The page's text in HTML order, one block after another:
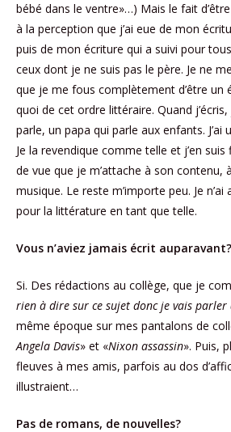
bébé dans le ventre»…) Mais le fait
à la perception que j’ai eue de mon
puis de mon écriture qui a suivi pour
ceux dont je ne suis pas le père. Je ne
que je me fous complètement d’être un
quoi de cet ordre littéraire. Quand
parle, un papa qui parle aux enfants. J’ai
Je la revendique comme telle et j’en suis
de vue que je m’attache à son contenu,
musique. Le reste m’importe peu. Je
pour la littérature en tant que telle.
Vous n’aviez jamais écrit auparavant?
Si. Des rédactions au collège, que je
rien à dire sur ce sujet donc je vais parler
même époque sur mes pantalons de
Angela Davis» et «Nixon assassin». Puis,
fleuves à mes amis, parfois au dos
illustraient…
Pas de romans, de nouvelles?